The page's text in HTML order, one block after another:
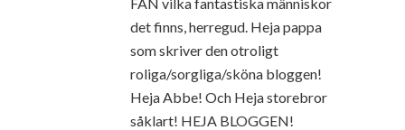
det finns, herregud. Heja pappa
som skriver den otroligt
roliga/sorgliga/sköna bloggen!
Heja Abbe! Och Heja storebror
såklart! HEJA BLOGGEN!